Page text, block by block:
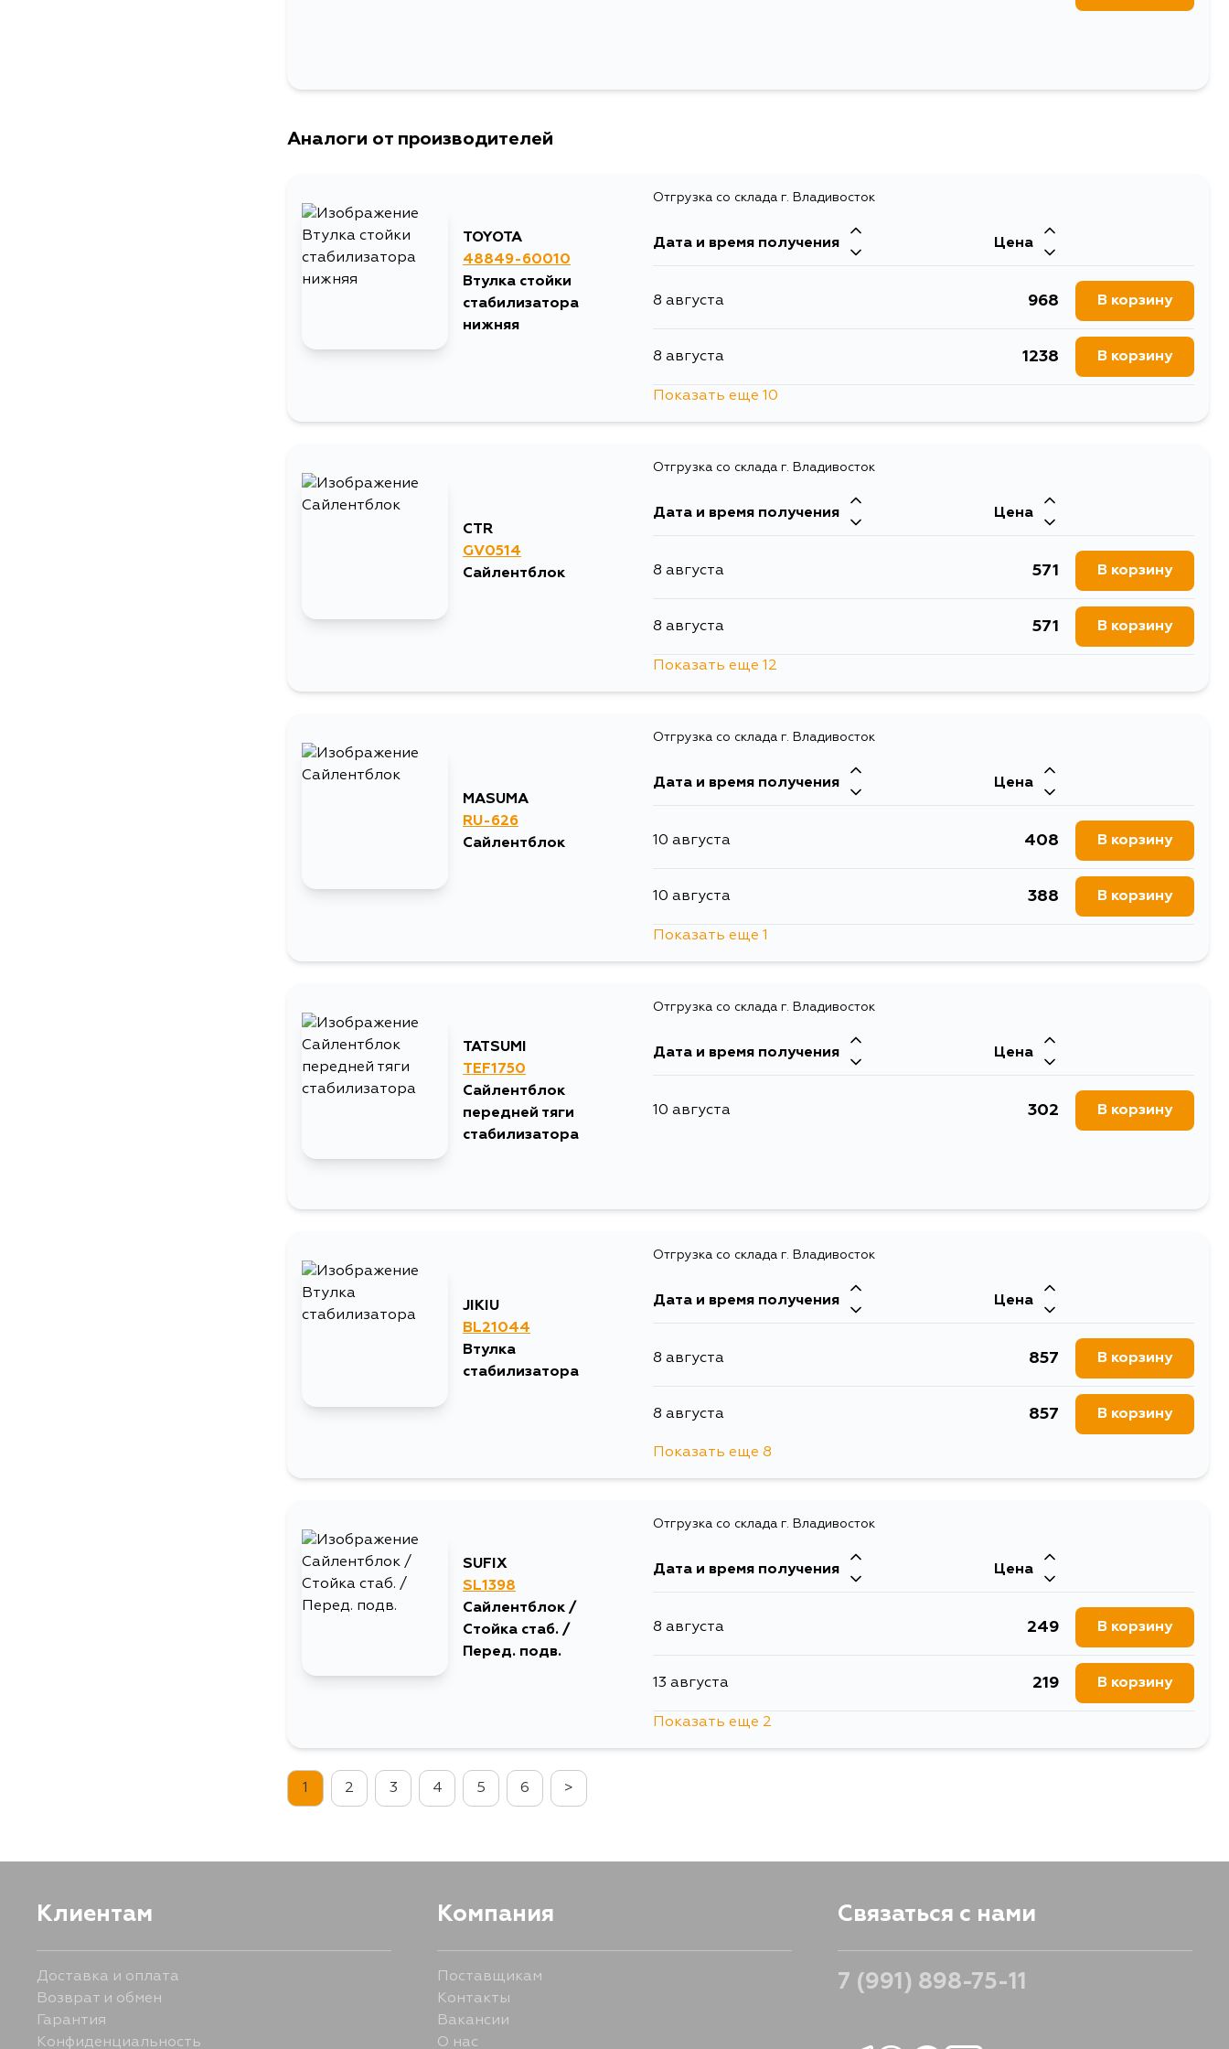
Аналоги от производителей
TOYOTA
48849-60010
Втулка стойки
стабилизатора
нижняя
Отгрузка со склада г. Владивосток
Дата и время получения Цена
8 августа 968 В корзину
8 августа 1238 В корзину
8 августа
10 августа 1499
10 августа 1029 В корзину
11 августа 1705 В корзину
13 августа 1250 В корзину
13 августа
В корзину
В корзину
Показать еще 10
CTR
GV0514
Сайлентблок
Отгрузка со склада г. Владивосток
Дата и время получения Цена
8 августа 571 В корзину
8 августа 571 В корзину
8 августа
10 августа 571
10 августа 571 В корзину
10 августа 571 В корзину
11 августа 1306 В корзину
13 августа
В корзину
19 августа 571
Показать еще 12
MASUMA
RU-626
Сайлентблок
Отгрузка со склада г. Владивосток
Дата и время получения Цена
10 августа 408 В корзину
10 августа 388 В корзину
Показать еще 1
TATSUMI
TEF1750
Сайлентблок
передней тяги
стабилизатора
Отгрузка со склада г. Владивосток
Дата и время получения Цена
10 августа 302 В корзину
JIKIU
BL21044
Втулка
стабилизатора
Отгрузка со склада г. Владивосток
Дата и время получения Цена
8 августа 857 В корзину
8 августа 857 В корзину
10 августа
10 августа 857
10 августа 857 В корзину
11 августа 1535 В корзину
13 августа 952 В корзину
15 августа 857 В корзину
Показать еще 8
SUFIX
SL1398
Сайлентблок /
Стойка стаб. /
Перед. подв.
Отгрузка со склада г. Владивосток
Дата и время получения Цена
8 августа 249 В корзину
13 августа 219 В корзину
Показать еще 2
1 2 3 4 5 6 >
Клиентам
Доставка и оплата
Возврат и обмен
Гарантия
Конфиденциальность
Компания
Поставщикам
Контакты
Вакансии
О нас
Связаться с нами
7 (991) 898-75-11